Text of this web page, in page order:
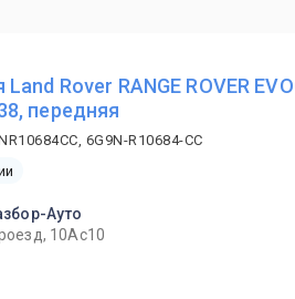
Rover RANGE ROVER
передняя
6G9N-R10684-CC
Ауто
10Ас10